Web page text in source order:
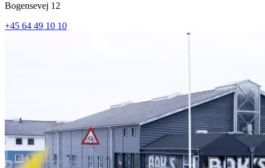
Bogensevej 12
+45 64 49 10 10